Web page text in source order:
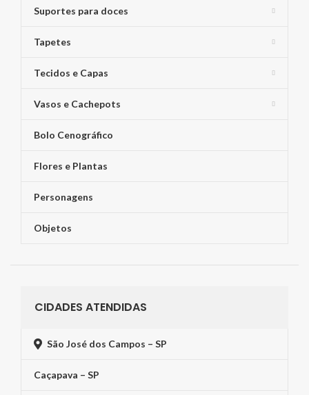
Suportes para doces
Tapetes
Tecidos e Capas
Vasos e Cachepots
Bolo Cenográfico
Flores e Plantas
Personagens
Objetos
CIDADES ATENDIDAS
São José dos Campos – SP
Caçapava – SP